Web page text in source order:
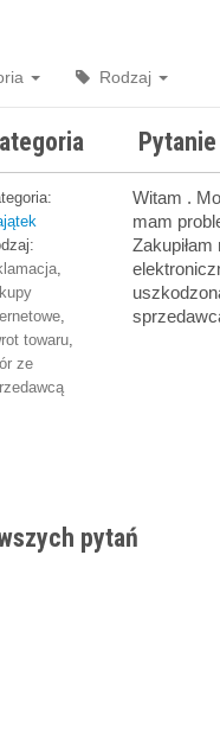
Rodzaj
Pytanie
,
,
towaru,
ze
Witam .
mam
pytań